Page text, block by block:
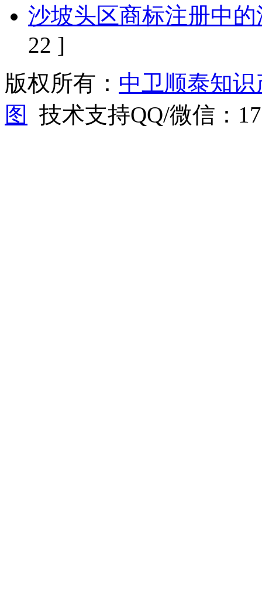
沙坡头区商标注册中
22 ]
版权所有： 中卫顺泰知
图
技术支持QQ/微信：